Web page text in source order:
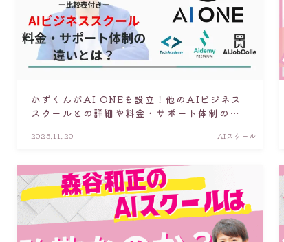
かずくんがAI ONEを設立！他のAIビジネス
スクールとの詳細や料金・サポート体制の違
2025.11.20 AIスクール